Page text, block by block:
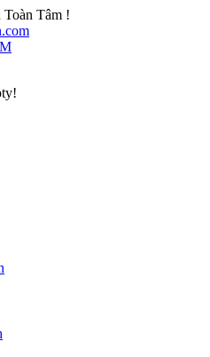
Tâm !